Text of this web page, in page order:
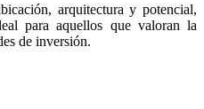
arquitectura y potencial,
para aquellos que valoran la
de inversión.